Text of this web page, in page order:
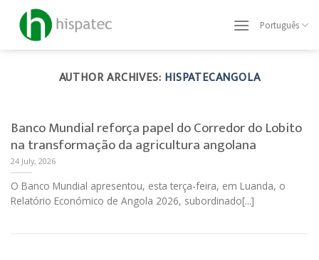
content
Português
AUTHOR ARCHIVES: HISPATECANGOLA
Banco Mundial reforça papel do Corredor do Lobito
na transformação da agricultura angolana
24 July, 2026
O Banco Mundial apresentou, esta terça-feira, em Luanda, o
Relatório Económico de Angola 2026, subordinado[...]